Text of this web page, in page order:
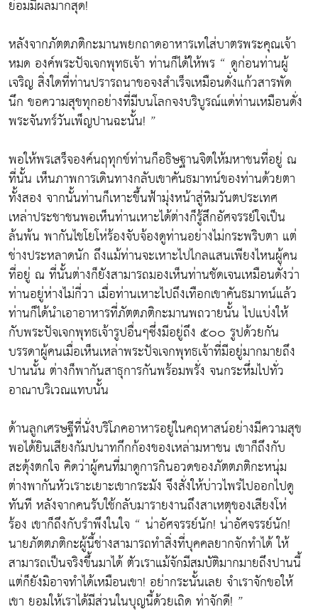
ย่อมมีผลมากสุด!
หลังจากภัตตภติกะมานพยกถาดอาหารเทใส่บาตรพระคุณเจ้า
หมด องค์พระปัจเจกพุทธเจ้า ท่านก็ได้ให้พร “ ดูก่อนท่านผู้
เจริญ สิ่งใดที่ท่านปรารถนาขอจงสำเร็จเหมือนดั่งแก้วสารพัด
นึก ขอความสุขทุกอย่างที่มีบนโลกจงบริบูรณ์แด่ท่านเหมือนดั่ง
พระจันทร์วันเพ็ญปานฉะนั้น! ”
พอให้พรเสร็จองค์นฤทุกข์ท่านก็อธิษฐานจิตให้มหาชนที่อยู่ ณ
ที่นั้น เห็นภาพการเดินทางกลับเขาคันธมาทน์ของท่านด้วยตา
ทั้งสอง จากนั้นท่านก็เหาะขึ้นฟ้ามุ่งหน้าสู่หิมวันตประเทศ
เหล่าประชาชนพอเห็นท่านเหาะได้ต่างก็รู้สึกอัศจรรย์ใจเป็น
ล้นพ้น พากันไชโยโห่ร้องจับจ้องดูท่านอย่างไม่กระพริบตา แต่
ช่างประหลาดนัก ถึงแม้ท่านจะเหาะไปไกลแสนเพียงไหนผู้คน
ที่อยู่ ณ ที่นั้นต่างก็ยังสามารถมองเห็นท่านชัดเจนเหมือนดั่งว่า
ท่านอยู่ห่างไม่กี่วา เมื่อท่านเหาะไปถึงเทือกเขาคันธมาทน์แล้ว
ท่านก็ได้นำเอาอาหารที่ภัตตภติกะมานพถวายนั้น ไปแบ่งให้
กับพระปัจเจกพุทธเจ้ารูปอื่นๆซึ่งมีอยู่ถึง ๕๐๐ รูปด้วยกัน
บรรดาผู้คนเมื่อเห็นเหล่าพระปัจเจกพุทธเจ้าที่มีอยู่มากมายถึง
ปานนั้น ต่างก็พากันสาธุการกันพร้อมพรั่ง จนกระหึ่มไปทั่ว
อาณาบริเวณแทบนั้น
ด้านลูกเศรษฐีที่นั่งบริโภคอาหารอยู่ในคฤหาสน์อย่างมีความสุข
พอได้ยินเสียงกัมปนาทกึกก้องของเหล่ามหาชน เขาก็ถึงกับ
สะดุ้งตกใจ คิดว่าผู้คนที่มาดูการกินอวดของภัตตภติกะหนุ่ม
ต่างพากันหัวเราะเยาะเขากระมัง จึงสั่งให้บ่าวไพร่ไปออกไปดู
ทันที หลังจากคนรับใช้กลับมารายงานถึงสาเหตุของเสียงโห่
ร้อง เขาก็ถึงกับรำพึงในใจ “ น่าอัศจรรย์นัก! น่าอัศจรรย์นัก!
นายภัตตภติกะผู้นี้ช่างสามารถทำสิ่งที่บุคคลยากจักทำได้ ให้
สามารถเป็นจริงขึ้นมาได้ ตัวเราแม้จักมีสมบัติมากมายถึงปานนี้
แต่ก็ยังมิอาจทำได้เหมือนเขา! อย่ากระนั้นเลย จำเราจักขอให้
เขา ยอมให้เราได้มีส่วนในบุญนี้ด้วยเถิด ท่าจักดี! ”